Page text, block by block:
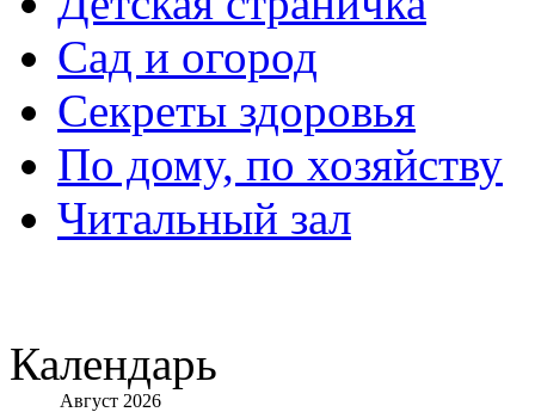
Сад и огород
Секреты здоровья
По дому, по хозяйству
Читальный зал
Календарь
Август 2026